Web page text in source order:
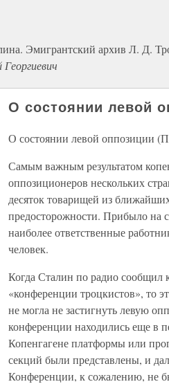
Эмигрантский архив Л. Д.
О состоянии левой
О состоянии левой оппозиции
Самым важным результатом
оппозиционеров нескольких
десяток товарищей из
предосторожности. Прибыло на
наиболее ответственные
человек.
Когда Сталин по радио сообщил
«конференции троцкистов», то
не могла не застигнуть левую
конференции находились еще в
Копенгагене платформы или
секций были представлены, и
Конференции, к сожалению, не